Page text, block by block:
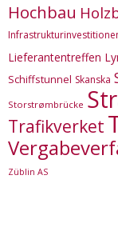
Hochbau
Lieferantentreffen
Schiffstunnel Skanska
Storstrømbrücke
Trafikverket
Züblin AS